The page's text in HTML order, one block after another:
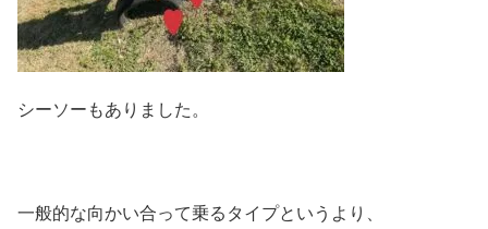
シーソーもありました。
一般的な向かい合って乗るタイプというより、